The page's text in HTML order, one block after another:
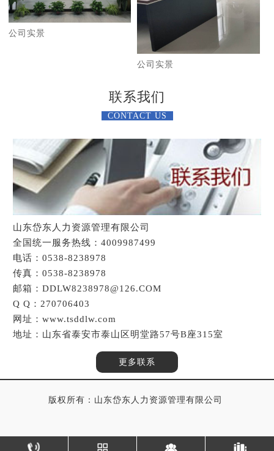
公司实景
公司实景
联系我们
CONTACT US
山东岱东人力资源管理有限公司
全国统一服务热线：4009987499
电话：0538-8238978
传真：0538-8238978
邮箱：DDLW8238978@126.COM
Q Q：270706403
网址：www.tsddlw.com
地址：山东省泰安市泰山区明堂路57号B座315室
更多联系
版权所有：山东岱东人力资源管理有限公司